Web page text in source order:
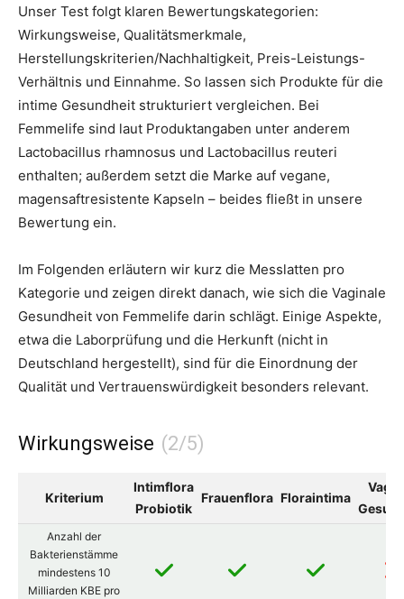
Unser Test folgt klaren Bewertungskategorien:
Wirkungsweise, Qualitätsmerkmale,
Herstellungskriterien/Nachhaltigkeit, Preis-Leistungs-
Verhältnis und Einnahme. So lassen sich Produkte für die
intime Gesundheit strukturiert vergleichen. Bei
Femmelife sind laut Produktangaben unter anderem
Lactobacillus rhamnosus und Lactobacillus reuteri
enthalten; außerdem setzt die Marke auf vegane,
magensaftresistente Kapseln – beides fließt in unsere
Bewertung ein.
Im Folgenden erläutern wir kurz die Messlatten pro
Kategorie und zeigen direkt danach, wie sich die Vaginale
Gesundheit von Femmelife darin schlägt. Einige Aspekte,
etwa die Laborprüfung und die Herkunft (nicht in
Deutschland hergestellt), sind für die Einordnung der
Qualität und Vertrauenswürdigkeit besonders relevant.
Wirkungsweise
Kriterium
Intimflora
Probiotik
Frauenflora Floraintima
Anzahl der
Bakterienstämme
mindestens 10
Milliarden KBE pro